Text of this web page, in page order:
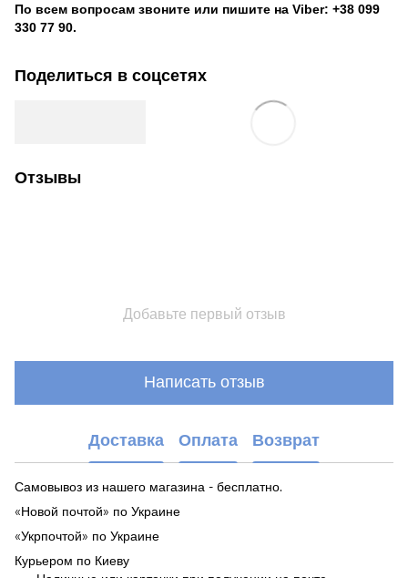
По всем вопросам звоните или пишите на Viber: +38 099
330 77 90.
Поделиться в соцсетях
Отзывы
Добавьте первый отзыв
Написать отзыв
Доставка Оплата Возврат
Самовывоз из нашего магазина - бесплатно.
«Новой почтой» по Украине
«Укрпочтой» по Украине
Курьером по Киеву